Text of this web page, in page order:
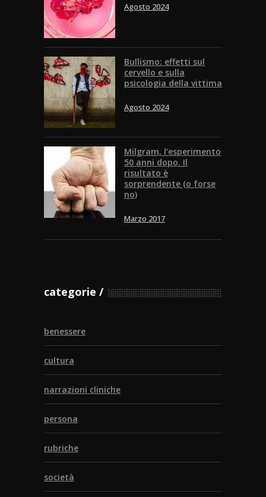
Agosto 2024
Bullismo: effetti sul
cervello e sulla
psicologia della vittima
Agosto 2024
Milgram, l’esperimento
50 anni dopo. Il
risultato è
sorprendente (o forse
no)
Marzo 2017
categorie
benessere
cultura
narrazioni cliniche
persona
rubriche
società